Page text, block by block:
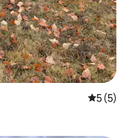
5 (5)